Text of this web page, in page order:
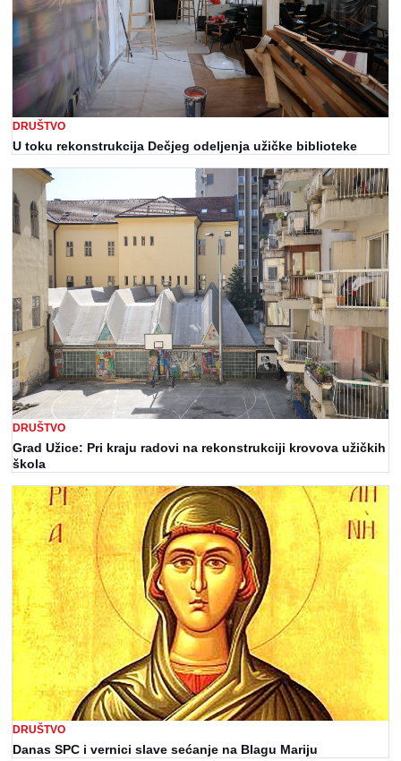
DRUŠTVO
U toku rekonstrukcija Dečjeg odeljenja užičke biblioteke
DRUŠTVO
Grad Užice: Pri kraju radovi na rekonstrukciji krovova užičkih
škola
DRUŠTVO
Danas SPC i vernici slave sećanje na Blagu Mariju